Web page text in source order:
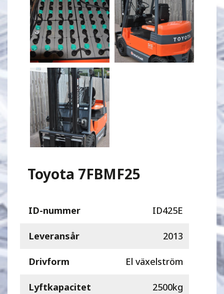
Toyota 7FBMF25
ID-nummer ID425E
Leveransår 2013
Drivform El växelström
Lyftkapacitet 2500kg